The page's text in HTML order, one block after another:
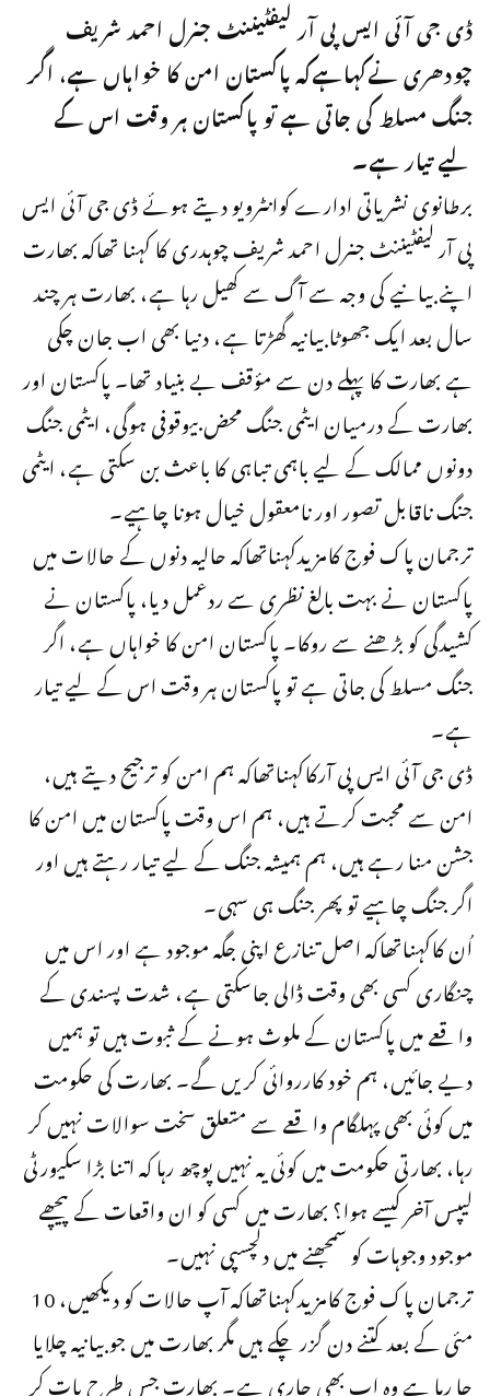
ڈی جی آئی ایس پی آر لیفٹیننٹ جنرل احمد شریف
چودھری نےکہاہےکہ پاکستان امن کا خواہاں ہے، اگر
جنگ مسلط کی جاتی ہے تو پاکستان ہر وقت اس کے
لیے تیار ہے۔
برطانوی نشریاتی ادارے کوانٹرویو دیتے ہوئے ڈی جی آئی ایس
پی آر لیفٹیننٹ جنرل احمد شریف چوہدری کا کہنا تھاکہ بھارت
اپنے بیانیے کی وجہ سے آگ سے کھیل رہا ہے، بھارت ہر چند
سال بعد ایک جھوٹا بیانیہ گھڑتا ہے، دنیا بھی اب جان چکی
ہے بھارت کا پہلے دن سے مؤقف بے بنیاد تھا۔ پاکستان اور
بھارت کے درمیان ایٹمی جنگ محض بیوقوفی ہوگی، ایٹمی جنگ
دونوں ممالک کے لیے باہمی تباہی کا باعث بن سکتی ہے، ایٹمی
جنگ ناقابل تصور اور نامعقول خیال ہونا چاہیے۔
ترجمان پاک فوج کامزیدکہناتھاکہ حالیہ دنوں کے حالات میں
پاکستان نے بہت بالغ نظری سے ردعمل دیا، پاکستان نے
کشیدگی کو بڑھنے سے روکا۔ پاکستان امن کا خواہاں ہے، اگر
جنگ مسلط کی جاتی ہے تو پاکستان ہر وقت اس کے لیے تیار
ہے۔
ڈی جی آئی ایس پی آرکاکہناتھاکہ ہم امن کو ترجیح دیتے ہیں،
امن سے محبت کرتے ہیں، ہم اس وقت پاکستان میں امن کا
جشن منا رہے ہیں، ہم ہمیشہ جنگ کے لیے تیار رہتے ہیں اور
اگر جنگ چاہیے تو پھر جنگ ہی سہی۔
اُن کاکہناتھاکہ اصل تنازع اپنی جگہ موجود ہے اور اس میں
چنگاری کسی بھی وقت ڈالی جاسکتی ہے، شدت پسندی کے
واقعے میں پاکستان کے ملوث ہونے کے ثبوت ہیں تو ہمیں
دیے جائیں، ہم خود کارروائی کریں گے۔ بھارت کی حکومت
میں کوئی بھی پہلگام واقعے سے متعلق سخت سوالات نہیں کر
رہا، بھارتی حکومت میں کوئی یہ نہیں پوچھ رہا کہ اتنا بڑا سکیورٹی
لیپس آخر کیسے ہوا؟ بھارت میں کسی کو ان واقعات کے پیچھے
موجود وجوہات کو سمجھنے میں دلچسپی نہیں۔
ترجمان پاک فوج کامزیدکہناتھاکہ آپ حالات کو دیکھیں، 10
مئی کے بعد کتنے دن گزر چکے ہیں مگر بھارت میں جو بیانیہ چلایا
جا رہا ہے وہ اب بھی جاری ہے۔ بھارت جس طرح بات کر